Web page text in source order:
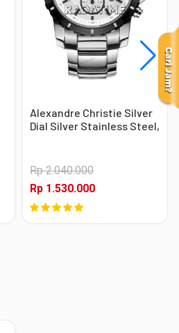
Alexandre Christie Silver
Dial Silver Stainless Steel,
Rp 2.040.000
Rp 1.530.000